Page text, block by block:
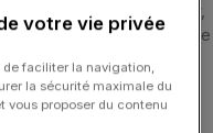
ses branches de s’élever,
mesure 16 millimètres de
gramme.
votre vie privée
faciliter la navigation,
la sécurité maximale du
vous proposer du contenu